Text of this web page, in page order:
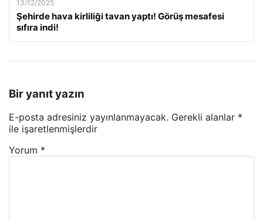
13/12/2025
Şehirde hava kirliliği tavan yaptı! Görüş mesafesi
sıfıra indi!
Bir yanıt yazın
E-posta adresiniz yayınlanmayacak. Gerekli alanlar *
ile işaretlenmişlerdir
Yorum *